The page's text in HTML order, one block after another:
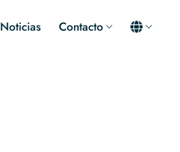
Noticias Contacto